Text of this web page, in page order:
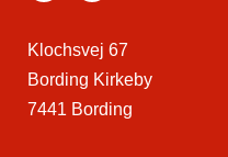
Klochsvej 67
Bording Kirkeby
7441 Bording